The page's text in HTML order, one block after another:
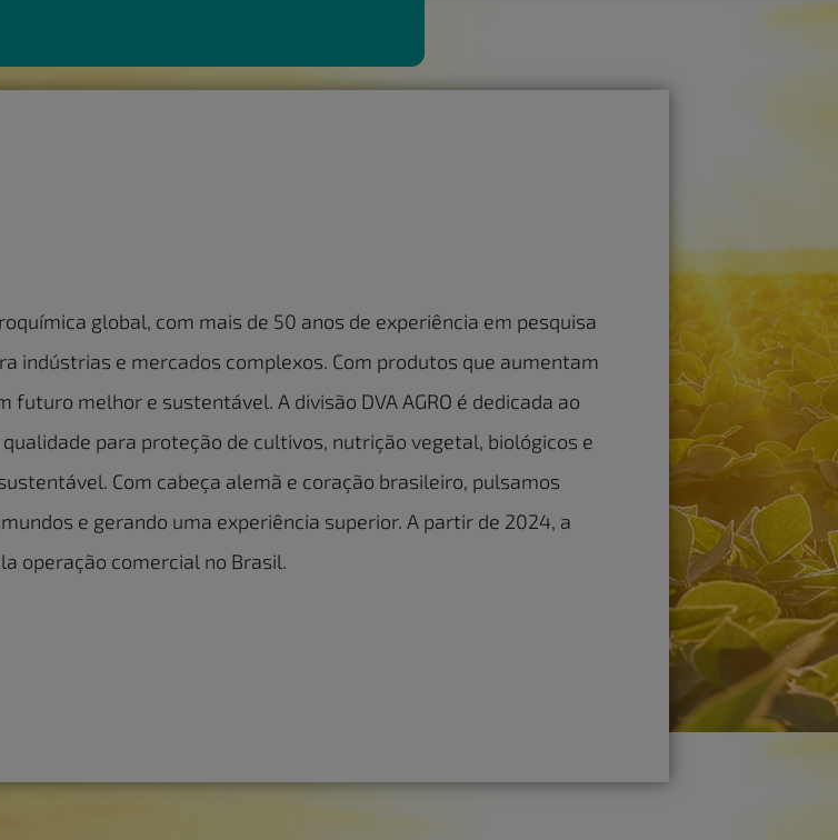
global, com mais de 50 anos de experiência em pesquisa
indústrias e mercados complexos. Com produtos que aumentam
melhor e sustentável. A divisão DVA AGRO é dedicada ao
para proteção de cultivos, nutrição vegetal, biológicos e
Com cabeça alemã e coração brasileiro, pulsamos
e gerando uma experiência superior. A partir de 2024, a
operação comercial no Brasil.